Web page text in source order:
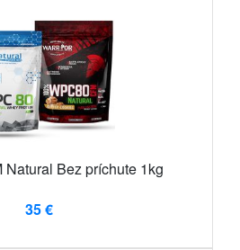
Natural Bez príchute 1kg
35 €